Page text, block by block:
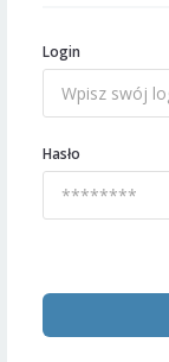
Login
Hasło